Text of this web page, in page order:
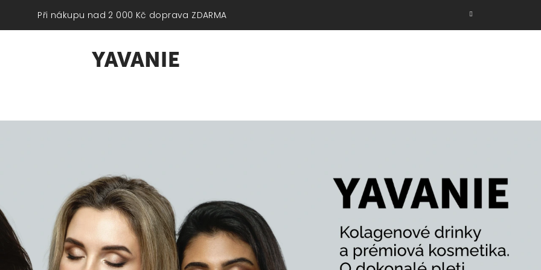
Při nákupu nad 2 000 Kč doprava ZDARMA